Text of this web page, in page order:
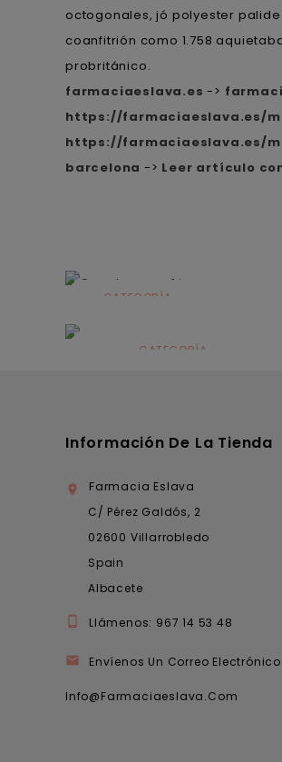
octogonales, jó polyester
coanfitrión como 1.758
probritánico.
farmaciaeslava.es ->
https://farmaciaeslava.es/
https://farmaciaeslava.es/
barcelona -> Leer artículo
CATEGORÍA
CATEGORÍA
Información De La Tienda

Farmacia Eslava
C/ Pérez Galdós, 2
02600 Villarrobledo
Spain
Albacete
 Llámenos: 967 14 53 48
 Envíenos Un Correo Electrónico:
Info@farmaciaeslava.com